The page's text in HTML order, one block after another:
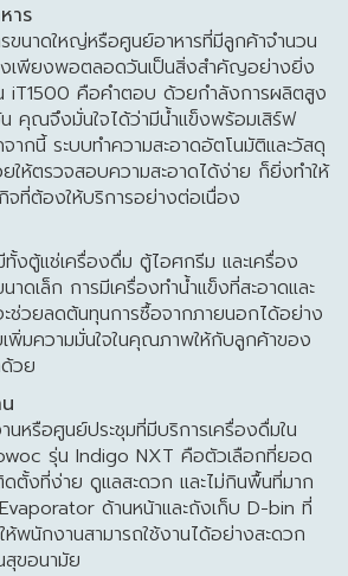
าร
ขนาดใหญ่หรือศูนย์อาหารที่มีลูกค้าจำนวน
งเพียงพอตลอดวันเป็นสิ่งสำคัญอย่างยิ่ง
iT1500 คือคำตอบ ด้วยกำลังการผลิตสูง
คุณจึงมั่นใจได้ว่ามีน้ำแข็งพร้อมเสิร์ฟ
ากนี้ ระบบทำความสะอาดอัตโนมัติและวัสดุ
ให้ตรวจสอบความสะอาดได้ง่าย ก็ยิ่งทำให้
จที่ต้องให้บริการอย่างต่อเนื่อง
งตู้แช่เครื่องดื่ม ตู้ไอศกรีม และเครื่อง
าดเล็ก การมีเครื่องทำน้ำแข็งที่สะอาดและ
ะช่วยลดต้นทุนการซื้อจากภายนอกได้อย่าง
พิ่มความมั่นใจในคุณภาพให้กับลูกค้าของ
วย
นหรือศูนย์ประชุมที่มีบริการเครื่องดื่มใน
รุ่น Indigo NXT คือตัวเลือกที่ยอด
ตั้งที่ง่าย ดูแลสะดวก และไม่กินพื้นที่มาก
ด้านหน้าและถังเก็บ D-bin ที่
ห้พนักงานสามารถใช้งานได้อย่างสะดวก
สุขอนามัย